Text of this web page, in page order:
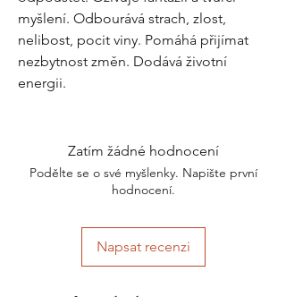
myšlení. Odbourává strach, zlost,
nelibost, pocit viny. Pomáhá přijímat
nezbytnost změn. Dodává životní
energii.
Zatím žádné hodnocení
Podělte se o své myšlenky. Napište první
hodnocení.
Napsat recenzi